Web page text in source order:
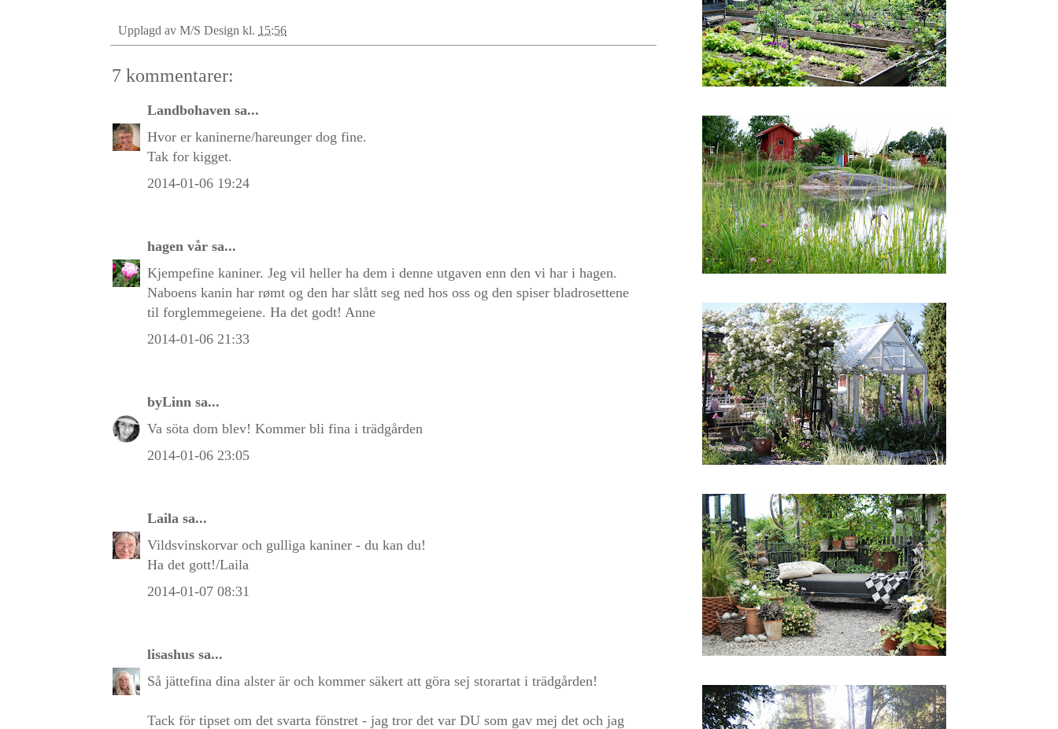
Upplagd av M/S Design kl. 15:56
7 kommentarer:
Landbohaven sa...
Hvor er kaninerne/hareunger dog fine.
Tak for kigget.
2014-01-06 19:24
hagen vår sa...
Kjempefine kaniner. Jeg vil heller ha dem i denne utgaven enn den vi har i hagen.
Naboens kanin har rømt og den har slått seg ned hos oss og den spiser bladrosettene
til forglemmegeiene. Ha det godt! Anne
2014-01-06 21:33
byLinn sa...
Va söta dom blev! Kommer bli fina i trädgården
2014-01-06 23:05
Laila sa...
Vildsvinskorvar och gulliga kaniner - du kan du!
Ha det gott!/Laila
2014-01-07 08:31
lisashus sa...
Så jättefina dina alster är och kommer säkert att göra sej storartat i trädgården!
Tack för tipset om det svarta fönstret - jag tror det var DU som gav mej det och jag